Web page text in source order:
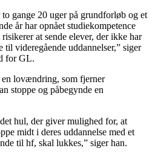
gange 20 uger på grundforløb og et
år har opnået studiekompetence
at sende elever, der ikke har
videregående uddannelser,” siger
for GL.
lovændring, som fjerner
stoppe og påbegynde en
hul, der giver mulighed for, at
midt i deres uddannelse med et
til hf, skal lukkes,” siger han.